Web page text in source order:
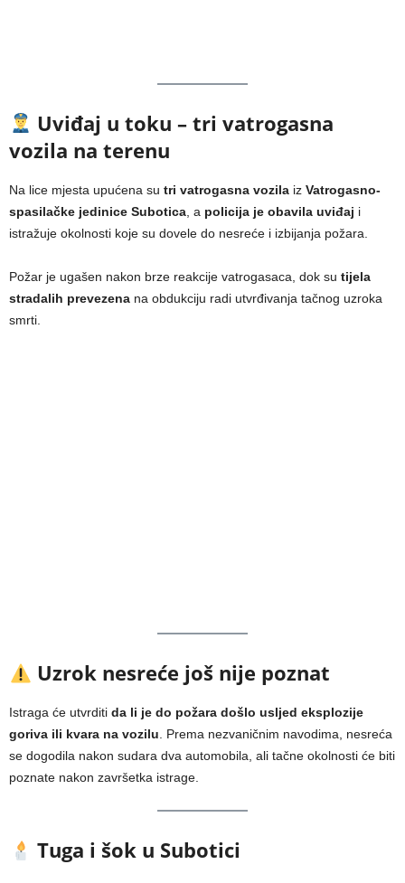
Uviđaj u toku – tri vatrogasna
vozila na terenu
Na lice mjesta upućena su tri vatrogasna vozila iz Vatrogasno-
spasilačke jedinice Subotica, a policija je obavila uviđaj i
istražuje okolnosti koje su dovele do nesreće i izbijanja požara.
Požar je ugašen nakon brze reakcije vatrogasaca, dok su tijela
stradalih prevezena na obdukciju radi utvrđivanja tačnog uzroka
smrti.
Uzrok nesreće još nije poznat
Istraga će utvrditi da li je do požara došlo usljed eksplozije
goriva ili kvara na vozilu. Prema nezvaničnim navodima, nesreća
se dogodila nakon sudara dva automobila, ali tačne okolnosti će biti
poznate nakon završetka istrage.
Tuga i šok u Subotici